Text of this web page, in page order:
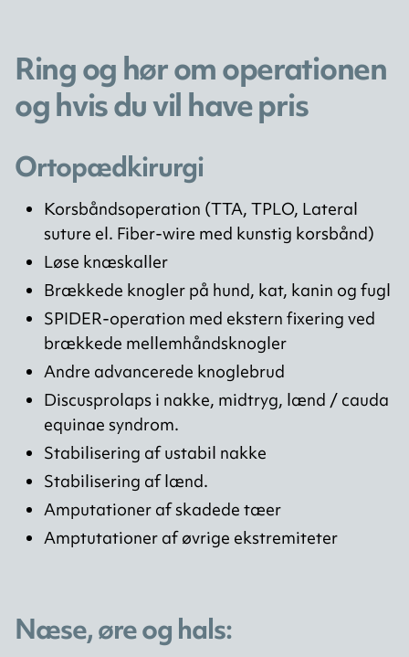
Ring og hør om operationen
og hvis du vil have pris
Ortopædkirurgi
Korsbåndsoperation (TTA, TPLO, Lateral
suture el. Fiber-wire med kunstig korsbånd)
Løse knæskaller
Brækkede knogler på hund, kat, kanin og fugl
SPIDER-operation med ekstern fixering ved
brækkede mellemhåndsknogler
Andre advancerede knoglebrud
Discusprolaps i nakke, midtryg, lænd / cauda
equinae syndrom.
Stabilisering af ustabil nakke
Stabilisering af lænd.
Amputationer af skadede tæer
Amptutationer af øvrige ekstremiteter
Næse, øre og hals: